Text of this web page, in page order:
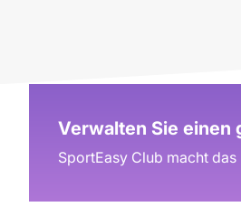
Verwalten Sie einen
SportEasy Club macht